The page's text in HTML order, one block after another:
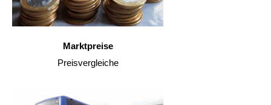
Marktpreise
Preisvergleiche